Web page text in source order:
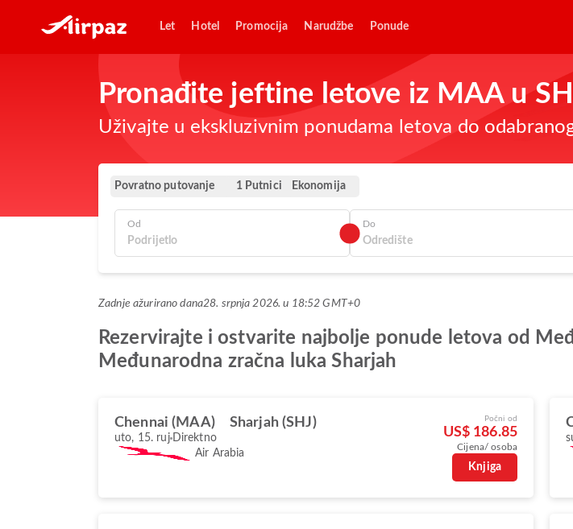
Let Hotel Promocija Narudžbe Ponude
Pronađite jeftine letove iz MAA u
Uživajte u ekskluzivnim ponudama letova do
Povratno putovanje 1 Putnici Ekonomija
Od Do
Zadnje ažurirano dana28. srpnja 2026. u 18:52 GMT+0
Rezervirajte i ostvarite najbolje ponude letova od
Međunarodna zračna luka Sharjah
Chennai (MAA) Sharjah (SHJ)
uto, 15. ruj Direktno
Air Arabia
Počni od
US$ 186.85
Cijena/ osoba
Knjiga